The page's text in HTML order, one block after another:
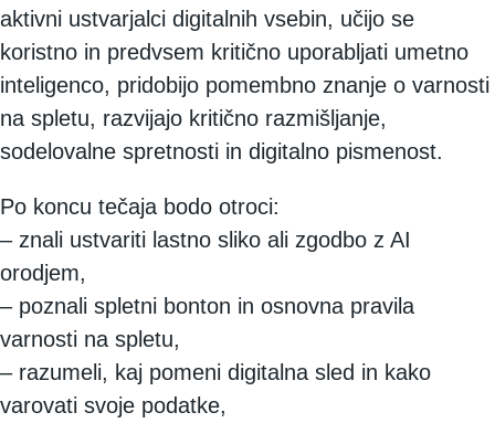
aktivni ustvarjalci digitalnih vsebin, učijo se
koristno in predvsem kritično uporabljati umetno
inteligenco, pridobijo pomembno znanje o varnosti
na spletu, razvijajo kritično razmišljanje,
sodelovalne spretnosti in digitalno pismenost.
Po koncu tečaja bodo otroci:
– znali ustvariti lastno sliko ali zgodbo z AI
orodjem,
– poznali spletni bonton in osnovna pravila
varnosti na spletu,
– razumeli, kaj pomeni digitalna sled in kako
varovati svoje podatke,